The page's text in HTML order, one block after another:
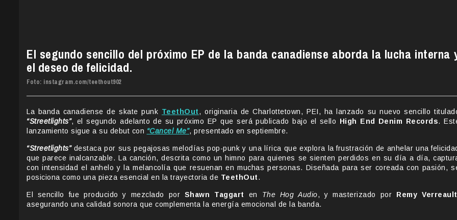
El segundo sencillo del próximo EP de la banda canadiense aborda la lucha interna
el deseo de felicidad.
Foto: instagram.com/teethout902
La banda canadiense de skate punk TeethOut, originaria de Charlottetown, PEI, ha lanzado su nuevo sencillo
“Streetlights”, el segundo adelanto de su próximo EP que será publicado bajo el sello High End Denim Records.
lanzamiento sigue a su debut con “Cancel Me”, presentado en septiembre.
“Streetlights”destaca por sus pegajosas melodías pop-punk y una lírica que explora la frustración de anhelar una
que parece inalcanzable. La canción, descrita como un himno para quienes se sienten perdidos en su día a día,
con intensidad el anhelo y la melancolía que resuenan en muchas personas. Diseñada para ser coreada con pasión,
posiciona como una pieza esencial en la trayectoria de TeethOut.
El sencillo fue producido y mezclado por Shawn Taggart en The Hog Audio, y masterizado por Remy Verreault
asegurando una calidad sonora que complementa la energía emocional de la banda.